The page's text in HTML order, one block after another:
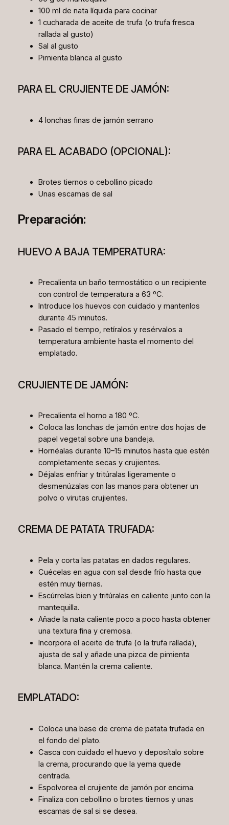
100 ml de nata líquida para cocinar
1 cucharada de aceite de trufa (o trufa fresca
rallada al gusto)
Sal al gusto
Pimienta blanca al gusto
PARA EL CRUJIENTE DE JAMÓN:
4 lonchas finas de jamón serrano
PARA EL ACABADO (OPCIONAL):
Brotes tiernos o cebollino picado
Unas escamas de sal
Preparación:
HUEVO A BAJA TEMPERATURA:
Precalienta un baño termostático o un recipiente
con control de temperatura a 63 ºC.
Introduce los huevos con cuidado y mantenlos
durante 45 minutos.
Pasado el tiempo, retíralos y resérvalos a
temperatura ambiente hasta el momento del
emplatado.
CRUJIENTE DE JAMÓN:
Precalienta el horno a 180 ºC.
Coloca las lonchas de jamón entre dos hojas de
papel vegetal sobre una bandeja.
Hornéalas durante 10–15 minutos hasta que estén
completamente secas y crujientes.
Déjalas enfriar y tritúralas ligeramente o
desmenúzalas con las manos para obtener un
polvo o virutas crujientes.
CREMA DE PATATA TRUFADA:
Pela y corta las patatas en dados regulares.
Cuécelas en agua con sal desde frío hasta que
estén muy tiernas.
Escúrrelas bien y tritúralas en caliente junto con la
mantequilla.
Añade la nata caliente poco a poco hasta obtener
una textura fina y cremosa.
Incorpora el aceite de trufa (o la trufa rallada),
ajusta de sal y añade una pizca de pimienta
blanca. Mantén la crema caliente.
EMPLATADO:
Coloca una base de crema de patata trufada en
el fondo del plato.
Casca con cuidado el huevo y deposítalo sobre
la crema, procurando que la yema quede
centrada.
Espolvorea el crujiente de jamón por encima.
Finaliza con cebollino o brotes tiernos y unas
escamas de sal si se desea.